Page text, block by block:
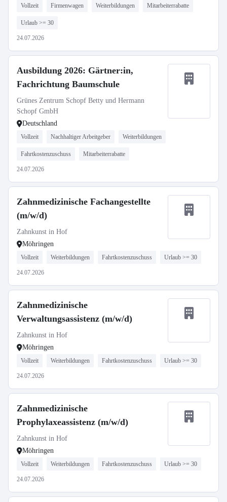
Vollzeit Firmenwagen Weiterbildungen Mitarbeiterrabatte
Urlaub >= 30
24.07.2026
Ausbildung 2026: Gärtner:in,
Fachrichtung Baumschule
Grünes Zentrum Schopf Betty und Hermann
Schopf GmbH
Deutschland
Vollzeit Nachhaltiger Arbeitgeber Weiterbildungen
Fahrtkostenzuschuss Mitarbeiterrabatte
24.07.2026
Zahnmedizinische Fachangestellte
(m/w/d)
Zahnkunst in Hof
Möhringen
Vollzeit Weiterbildungen Fahrtkostenzuschuss Urlaub >= 30
24.07.2026
Zahnmedizinische
Verwaltungsassistenz (m/w/d)
Zahnkunst in Hof
Möhringen
Vollzeit Weiterbildungen Fahrtkostenzuschuss Urlaub >= 30
24.07.2026
Zahnmedizinische
Prophylaxeassistenz (m/w/d)
Zahnkunst in Hof
Möhringen
Vollzeit Weiterbildungen Fahrtkostenzuschuss Urlaub >= 30
24.07.2026